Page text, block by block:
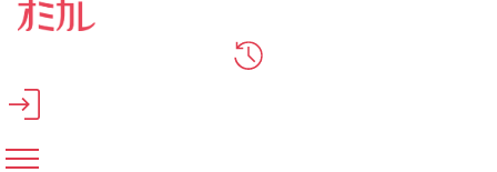
メインコンテンツへスキップ